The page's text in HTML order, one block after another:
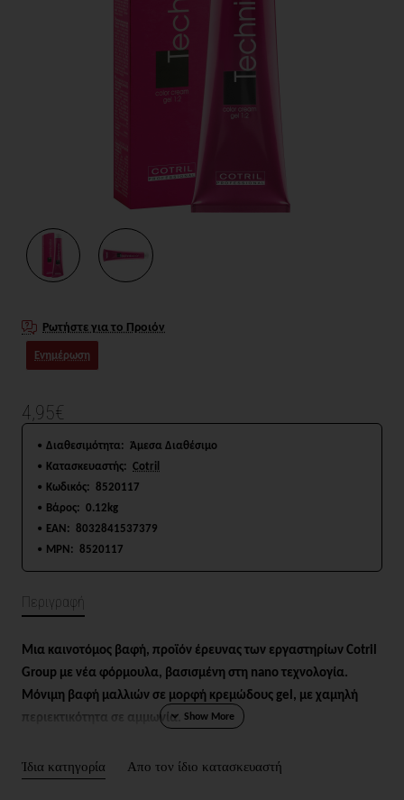
Ρωτήστε για το Προιόν
Ενημέρωση
4,95€
Διαθεσιμότητα: Άμεσα Διαθέσιμο
Κατασκευαστής: Cotril
Κωδικός: 8520117
Βάρος: 0.12kg
EAN: 8032841537379
MPN: 8520117
Περιγραφή
Μια καινοτόμος βαφή, προϊόν έρευνας των εργαστηρίων Cotril
Group με νέα φόρμουλα, βασισμένη στη nano τεχνολογία.
Μόνιμη βαφή μαλλιών σε μορφή κρεμώδους gel, με χαμηλή
περιεκτικότητα σε αμμωνία.
πρωτεΐνες μεταξιού, αμυγδαλέλαιο, πρωτεΐνες γάλακτος και
βούτυρο Karite.
Ίδια κατηγορία Απο τον ίδιο κατασκευαστή